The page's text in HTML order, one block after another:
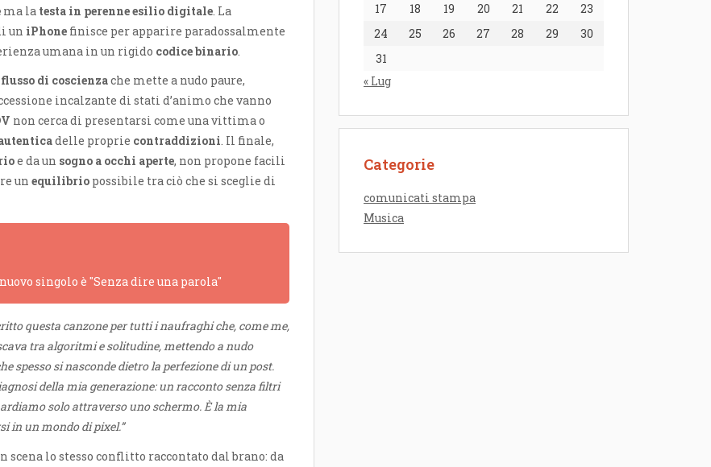
ma la testa in perenne esilio digitale. La
un iPhone finisce per apparire paradossalmente
umana in un rigido codice binario.
flusso di coscienzache mette a nudo paure,
incalzante di stati d’animo che vanno
non cerca di presentarsi come una vittima o
delle proprie contraddizioni. Il finale,
e da un sogno a occhi aperte, non propone facili
un equilibrio possibile tra ciò che si sceglie di
singolo è "Senza dire una parola"
questa canzone per tutti i naufraghi che, come me,
tra algoritmi e solitudine, mettendo a nudo
spesso si nasconde dietro la perfezione di un post.
della mia generazione: un racconto senza filtri
solo attraverso uno schermo. È la mia
in un mondo di pixel.”
scena lo stesso conflitto raccontato dal brano: da
17
18 19 20 21 22
23
24
25 26 27 28 29
30
31
« Lug
Categorie
comunicati stampa
Musica